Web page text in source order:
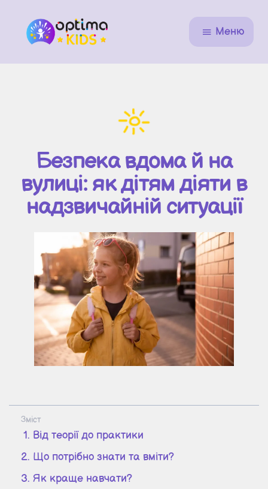
Меню
Безпека вдома й на
вулиці: як дітям діяти в
надзвичайній ситуації
Зміст
Від теорії до практики
Що потрібно знати та вміти?
Як краще навчати?